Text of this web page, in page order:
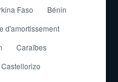
Faso
Bénin
d'amortissement
Caraïbes
Castellorizo